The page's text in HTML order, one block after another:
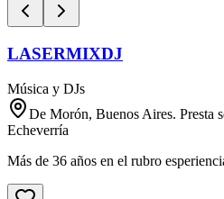
LASERMIXDJ
Música y DJs
De Morón, Buenos Aires. Presta
Echeverría
Más de 36 años en el rubro